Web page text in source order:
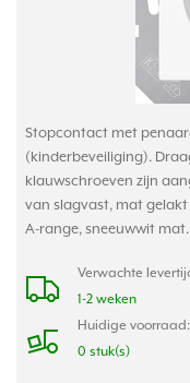
Stopcontact met
(kinderbeveiliging).
klauwschroeven zijn
van slagvast, mat
A-range, sneeuwwit
Verwachte
1-2 weken
Huidige voorraad:
0 stuk(s)